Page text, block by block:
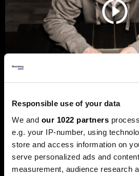
Responsible use of your data
We and our 1022 partners
e.g. your IP-number, using
store and access information on
serve personalized ads and
measurement, audience research
Hakeri postaju brži uz
nema štit protiv novih
BiH ulazi u novu fazu cyber prijetnji,
dovoljno povezana.